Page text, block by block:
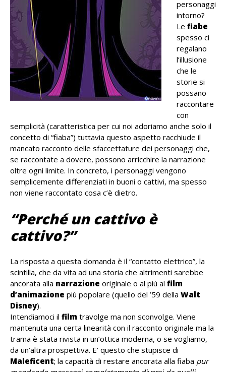
personaggi
intorno?
Le fiabe
spesso ci
regalano
l’illusione
che le
storie si
possano
raccontare
con
semplicità (caratteristica per cui noi adoriamo anche solo il
concetto di “fiaba”) tuttavia questo aspetto racchiude il
mancato racconto delle sfaccettature dei personaggi che,
se raccontate a dovere, possono arricchire la narrazione
oltre ogni limite. In concreto, i personaggi vengono
semplicemente differenziati in buoni o cattivi, ma spesso
non viene raccontato cosa c’è dietro.
“Perché un cattivo è
cattivo?”
La risposta a questa domanda è il “contatto elettrico”, la
scintilla, che da vita ad una storia che altrimenti sarebbe
ancorata alla narrazione originale o al più al film
d’animazione più popolare (quello del ’59 della Walt
Disney).
Intendiamoci il film travolge ma non sconvolge. Viene
mantenuta una certa linearità con il racconto originale ma la
trama è stata rivista in un’ottica moderna, o se vogliamo,
da un’altra prospettiva. E’ questo che stupisce di
Maleficent; la capacità di restare ancorata alla fiaba pur